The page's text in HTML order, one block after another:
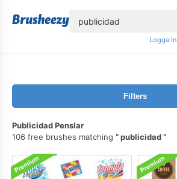
Logga in
Filters
Publicidad Penslar
106 free brushes matching
publicidad